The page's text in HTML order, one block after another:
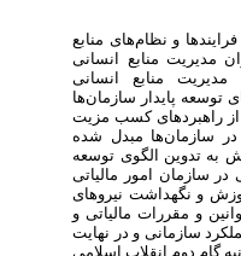
و نظام‌های منابع
مدیریت منابع انسانی
منابع انسانی
توسعه پایدار سازمان‌ها
راهبردهای کسب مزیت
سازمان‌ها مبدل شده
تدوین الگوی توسعه
سازمان امور مالیاتی
و نگهداشت نیرو‌های
و مقررات مالیاتی و
سازمانی و در نهایت
گام دوم انقلاب اسلامی